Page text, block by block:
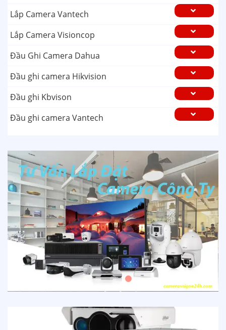
Lắp Camera Vantech
Lắp Camera Visioncop
Đầu Ghi Camera Dahua
Đầu ghi camera Hikvision
Đầu ghi Kbvison
Đầu ghi camera Vantech